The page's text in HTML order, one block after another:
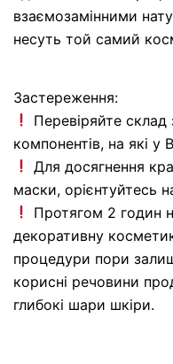
взаємозамінними
несуть той самий
Застереження:
Перевіряйте склад
компонентів, на які у
Для досягнення
маски, орієнтуйтесь
Протягом 2 годин
декоративну
процедури пори
корисні речовини
глибокі шари шкіри.